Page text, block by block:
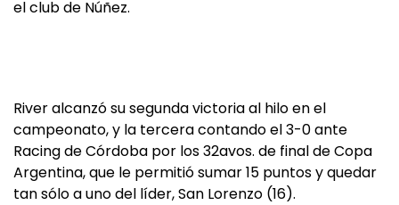
el club de Núñez.
River alcanzó su segunda victoria al hilo en el
campeonato, y la tercera contando el 3-0 ante
Racing de Córdoba por los 32avos. de final de Copa
Argentina, que le permitió sumar 15 puntos y quedar
tan sólo a uno del líder, San Lorenzo (16).